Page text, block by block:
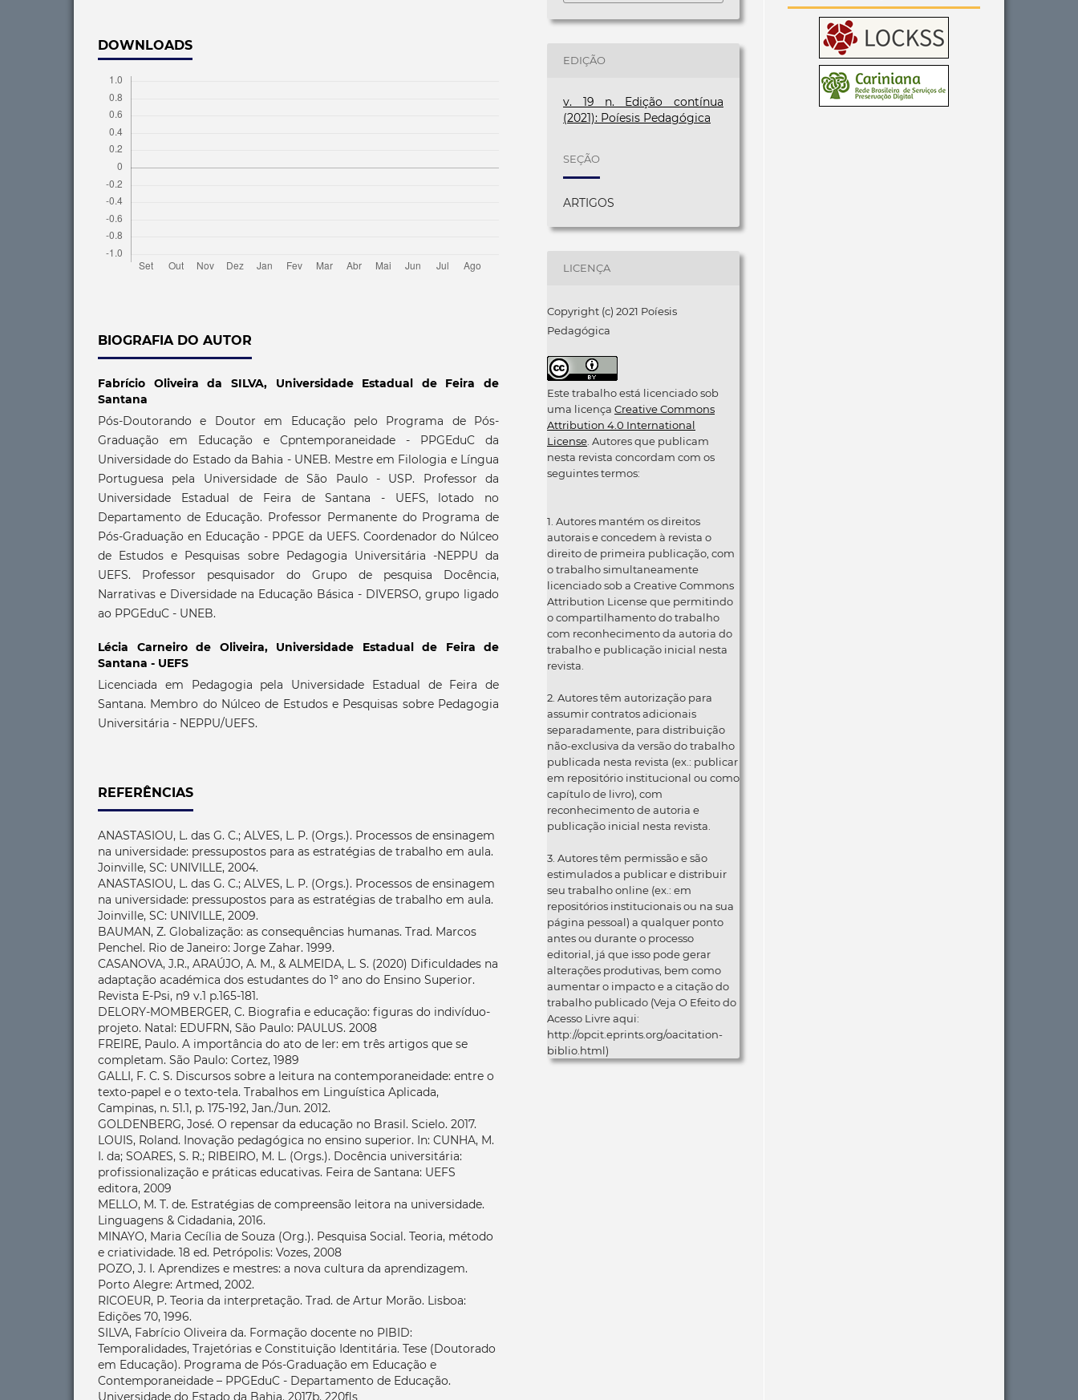
DOWNLOADS
BIOGRAFIA DO AUTOR
Fabrício Oliveira da SILVA, Universidade Estadual de Feira de
Santana
Pós-Doutorando e Doutor em Educação pelo Programa de Pós-
Graduação em Educação e Cpntemporaneidade - PPGEduC da
Universidade do Estado da Bahia - UNEB. Mestre em Filologia e Língua
Portuguesa pela Universidade de São Paulo - USP. Professor da
Universidade Estadual de Feira de Santana - UEFS, lotado no
Departamento de Educação. Professor Permanente do Programa de
Pós-Graduação en Educação - PPGE da UEFS. Coordenador do Núlceo
de Estudos e Pesquisas sobre Pedagogia Universitária -NEPPU da
UEFS. Professor pesquisador do Grupo de pesquisa Docência,
Narrativas e Diversidade na Educação Básica - DIVERSO, grupo ligado
ao PPGEduC - UNEB.
Lécia Carneiro de Oliveira, Universidade Estadual de Feira de
Santana - UEFS
Licenciada em Pedagogia pela Universidade Estadual de Feira de
Santana. Membro do Núlceo de Estudos e Pesquisas sobre Pedagogia
Universitária - NEPPU/UEFS.
REFERÊNCIAS
ANASTASIOU, L. das G. C.; ALVES, L. P. (Orgs.). Processos de ensinagem
na universidade: pressupostos para as estratégias de trabalho em aula.
Joinville, SC: UNIVILLE, 2004.
ANASTASIOU, L. das G. C.; ALVES, L. P. (Orgs.). Processos de ensinagem
na universidade: pressupostos para as estratégias de trabalho em aula.
Joinville, SC: UNIVILLE, 2009.
BAUMAN, Z. Globalização: as consequências humanas. Trad. Marcos
Penchel. Rio de Janeiro: Jorge Zahar. 1999.
CASANOVA, J.R., ARAÚJO, A. M., & ALMEIDA, L. S. (2020) Dificuldades na
adaptação académica dos estudantes do 1º ano do Ensino Superior.
Revista E-Psi, n9 v.1 p.165-181.
DELORY-MOMBERGER, C. Biografia e educação: figuras do indivíduo-
projeto. Natal: EDUFRN, São Paulo: PAULUS. 2008
FREIRE, Paulo. A importância do ato de ler: em três artigos que se
completam. São Paulo: Cortez, 1989
GALLI, F. C. S. Discursos sobre a leitura na contemporaneidade: entre o
texto-papel e o texto-tela. Trabalhos em Linguística Aplicada,
Campinas, n. 51.1, p. 175-192, Jan./Jun. 2012.
GOLDENBERG, José. O repensar da educação no Brasil. Scielo. 2017.
LOUIS, Roland. Inovação pedagógica no ensino superior. In: CUNHA, M.
I. da; SOARES, S. R.; RIBEIRO, M. L. (Orgs.). Docência universitária:
profissionalização e práticas educativas. Feira de Santana: UEFS
editora, 2009
MELLO, M. T. de. Estratégias de compreensão leitora na universidade.
Linguagens & Cidadania, 2016.
MINAYO, Maria Cecília de Souza (Org.). Pesquisa Social. Teoria, método
e criatividade. 18 ed. Petrópolis: Vozes, 2008
POZO, J. I. Aprendizes e mestres: a nova cultura da aprendizagem.
Porto Alegre: Artmed, 2002.
RICOEUR, P. Teoria da interpretação. Trad. de Artur Morão. Lisboa:
Edições 70, 1996.
SILVA, Fabrício Oliveira da. Formação docente no PIBID:
Temporalidades, Trajetórias e Constituição Identitária. Tese (Doutorado
em Educação). Programa de Pós-Graduação em Educação e
Contemporaneidade – PPGEduC - Departamento de Educação.
Universidade do Estado da Bahia. 2017b. 220fls
EDIÇÃO
v. 19 n. Edição contínua
(2021): Poíesis Pedagógica
SEÇÃO
ARTIGOS
LICENÇA
Copyright (c) 2021 Poíesis
Pedagógica
Este trabalho está licenciado sob
uma licença Creative Commons
Attribution 4.0 International
License . Autores que publicam
nesta revista concordam com os
seguintes termos:
1. Autores mantém os direitos
autorais e concedem à revista o
direito de primeira publicação, com
o trabalho simultaneamente
licenciado sob a Creative Commons
Attribution License que permitindo
o compartilhamento do trabalho
com reconhecimento da autoria do
trabalho e publicação inicial nesta
revista.
2. Autores têm autorização para
assumir contratos adicionais
separadamente, para distribuição
não-exclusiva da versão do trabalho
publicada nesta revista (ex.: publicar
em repositório institucional ou como
capítulo de livro), com
reconhecimento de autoria e
publicação inicial nesta revista.
3. Autores têm permissão e são
estimulados a publicar e distribuir
seu trabalho online (ex.: em
repositórios institucionais ou na sua
página pessoal) a qualquer ponto
antes ou durante o processo
editorial, já que isso pode gerar
alterações produtivas, bem como
aumentar o impacto e a citação do
trabalho publicado (Veja O Efeito do
Acesso Livre aqui:
http://opcit.eprints.org/oacitation-
biblio.html)